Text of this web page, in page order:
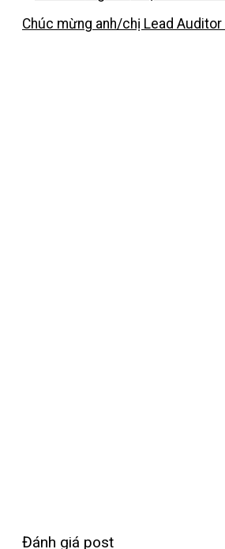
Chúc mừng anh/chị Lead Auditor
Đánh giá post